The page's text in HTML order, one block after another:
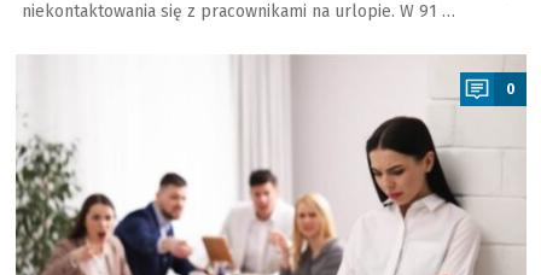
niekontaktowania się z pracownikami na urlopie. W 91 …
0